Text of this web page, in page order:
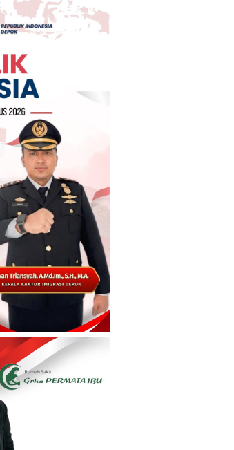
Ekonomi
OJK: Rekening Judol Wajib
Ditutup, Pelaku Masuk Blacklist
Tak Bisa Akses Bank
4 Agustus 2026